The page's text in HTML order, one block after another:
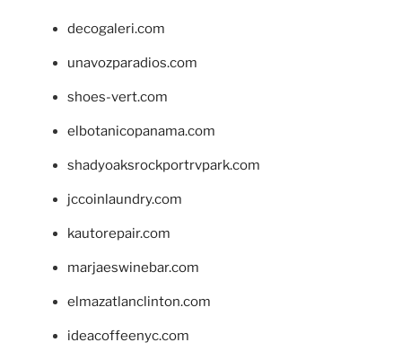
decogaleri.com
unavozparadios.com
shoes-vert.com
elbotanicopanama.com
shadyoaksrockportrvpark.com
jccoinlaundry.com
kautorepair.com
marjaeswinebar.com
elmazatlanclinton.com
ideacoffeenyc.com